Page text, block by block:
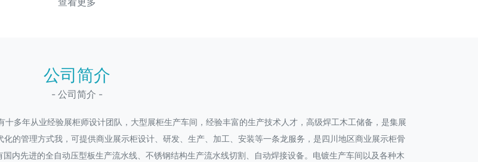
公司简介
- 公司简介 -
多年从业经验展柜师设计团队，大型展柜生产车间，经验丰富的生产技术人才，高级焊工木工储备，是集展
的管理方式我，可提供商业展示柜设计、研发、生产、加工、安装等一条龙服务，是四川地区商业展示柜骨
内先进的全自动压型板生产流水线、不锈钢结构生产流水线切割、自动焊接设备。电镀生产车间以及各种木